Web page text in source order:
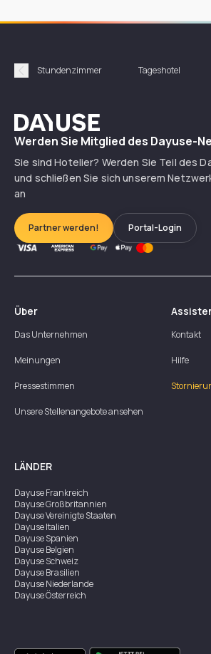
Précédent
Stundenzimmer Tageshotel
Dayuse
Werden Sie Mitglied des Dayuse-
Sie sind Hotelier? Werden Sie Teil des
und schließen Sie sich unserem
an
Partner werden! Portal-Login
Über
Das Unternehmen
Meinungen
Pressestimmen
Unsere Stellenangebote ansehen
Kontakt
Hilfe
LÄNDER
DayuseFrankreich
DayuseGroßbritannien
DayuseVereinigte Staaten
DayuseItalien
DayuseSpanien
DayuseBelgien
DayuseSchweiz
DayuseBrasilien
DayuseNiederlande
DayuseÖsterreich